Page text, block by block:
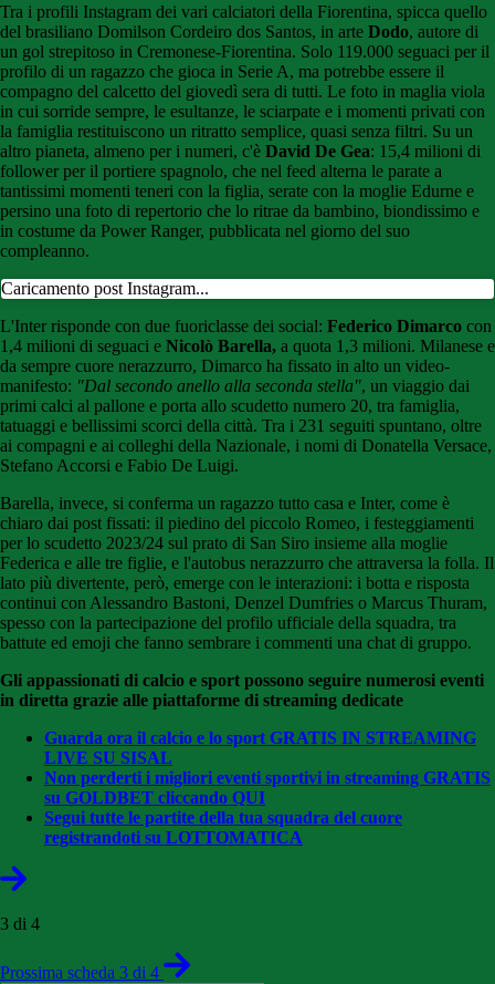
Tra i profili Instagram dei vari calciatori della Fiorentina, spicca quello
del brasiliano Domilson Cordeiro dos Santos, in arte Dodo, autore di
un gol strepitoso in Cremonese-Fiorentina. Solo 119.000 seguaci per il
profilo di un ragazzo che gioca in Serie A, ma potrebbe essere il
compagno del calcetto del giovedì sera di tutti. Le foto in maglia viola
in cui sorride sempre, le esultanze, le sciarpate e i momenti privati con
la famiglia restituiscono un ritratto semplice, quasi senza filtri. Su un
altro pianeta, almeno per i numeri, c'è David De Gea: 15,4 milioni di
follower per il portiere spagnolo, che nel feed alterna le parate a
tantissimi momenti teneri con la figlia, serate con la moglie Edurne e
persino una foto di repertorio che lo ritrae da bambino, biondissimo e
in costume da Power Ranger, pubblicata nel giorno del suo
compleanno.
Caricamento post Instagram...
L'Inter risponde con due fuoriclasse dei social: Federico Dimarco con
1,4 milioni di seguaci e Nicolò Barella, a quota 1,3 milioni. Milanese e
da sempre cuore nerazzurro, Dimarco ha fissato in alto un video-
manifesto: "Dal secondo anello alla seconda stella", un viaggio dai
primi calci al pallone e porta allo scudetto numero 20, tra famiglia,
tatuaggi e bellissimi scorci della città. Tra i 231 seguiti spuntano, oltre
ai compagni e ai colleghi della Nazionale, i nomi di Donatella Versace,
Stefano Accorsi e Fabio De Luigi.
Barella, invece, si conferma un ragazzo tutto casa e Inter, come è
chiaro dai post fissati: il piedino del piccolo Romeo, i festeggiamenti
per lo scudetto 2023/24 sul prato di San Siro insieme alla moglie
Federica e alle tre figlie, e l'autobus nerazzurro che attraversa la folla. Il
lato più divertente, però, emerge con le interazioni: i botta e risposta
continui con Alessandro Bastoni, Denzel Dumfries o Marcus Thuram,
spesso con la partecipazione del profilo ufficiale della squadra, tra
battute ed emoji che fanno sembrare i commenti una chat di gruppo.
Gli appassionati di calcio e sport possono seguire numerosi eventi
in diretta grazie alle piattaforme di streaming dedicate
Guarda ora il calcio e lo sport GRATIS IN STREAMING
LIVE SU SISAL
Non perderti i migliori eventi sportivi in streaming GRATIS
su GOLDBET cliccando QUI
Segui tutte le partite della tua squadra del cuore
registrandoti su LOTTOMATICA
3 di 4
Prossima scheda 3 di 4